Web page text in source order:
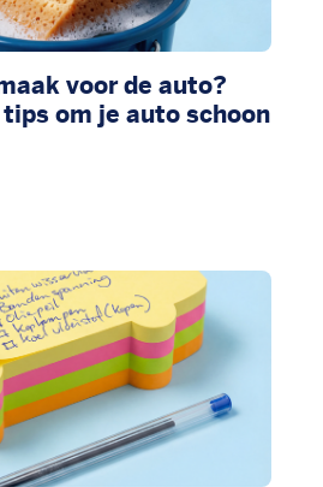
voor de auto?
om je auto schoon